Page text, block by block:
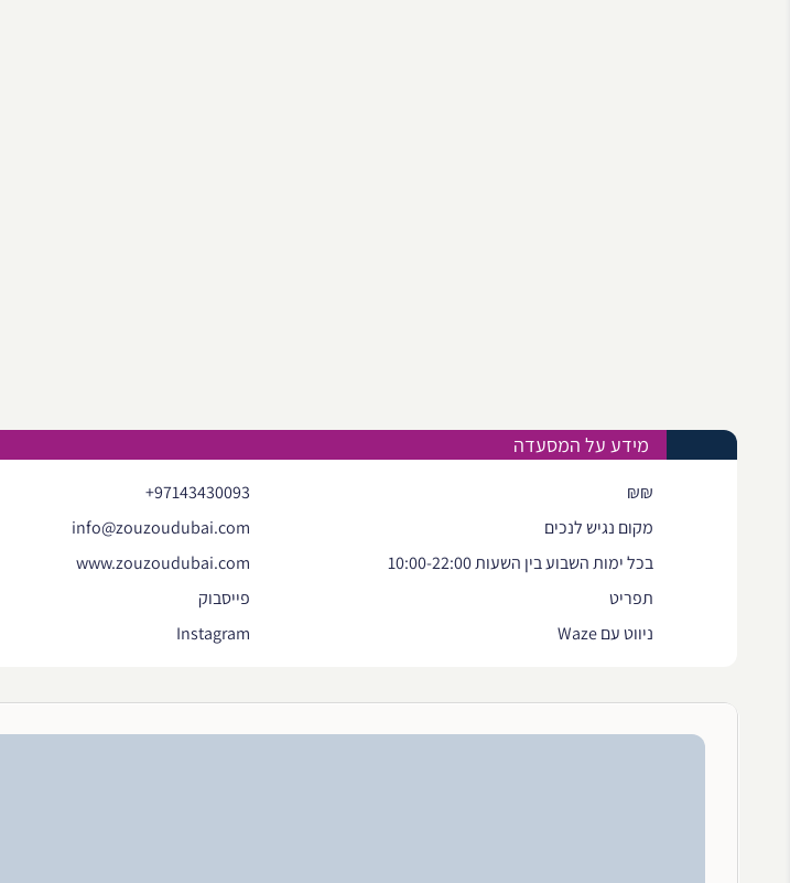
מידע על המסעדה
₪₪
מקום נגיש לנכים
בכל ימות השבוע בין השעות 10:00-22:00
תפריט
ניווט עם Waze
+97143430093
info@zouzoudubai.com
www.zouzoudubai.com
פייסבוק
Instagram